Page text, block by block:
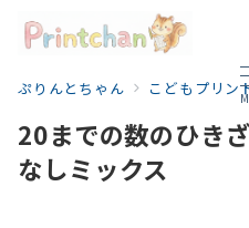
ぷりんとちゃん こどもプリン
20までの数のひき
なしミックス